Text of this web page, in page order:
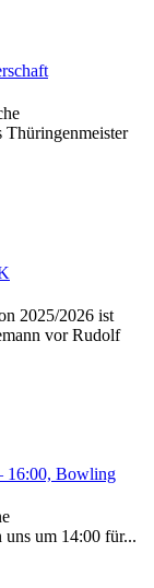
Thüringenmeister
2025/2026 ist
vor Rudolf
16:00, Bowling
uns um 14:00 für...